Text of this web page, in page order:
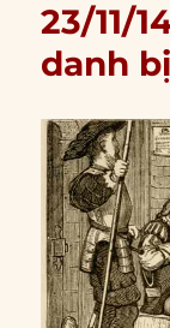
23/11/
danh